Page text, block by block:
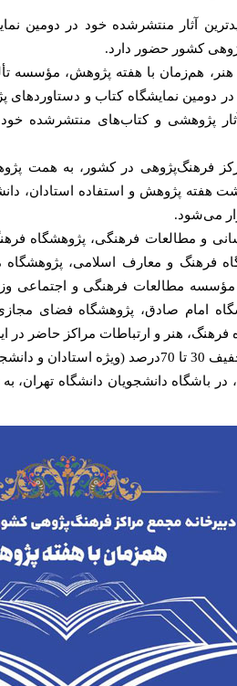
آثار منتشرشده خود در دومین
کشور حضور دارد.
هم‌زمان با هفته پژوهش، مؤسسه
دومین نمایشگاه کتاب و دستاوردهای
پژوهشی و کتاب‌های منتشرشده
فرهنگ‌پژوهی در کشور، به همت
هفته پژوهش و استفاده استادان،
می‌شود.
و مطالعات فرهنگی، پژوهشگاه
فرهنگ و معارف اسلامی،
مؤسسه مطالعات فرهنگی و اجتماعی
امام صادق، پژوهشگاه فضای
هنر و ارتباطات مراکز حاضر در
می‌شوند.